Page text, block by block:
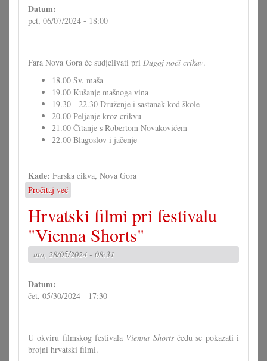
Datum:
pet, 06/07/2024 - 18:00
Fara Nova Gora će sudjelivati pri Dugoj noći crikav.
18.00 Sv. maša
19.00 Kušanje mašnoga vina
19.30 - 22.30 Druženje i sastanak kod škole
20.00 Peljanje kroz crikvu
21.00 Čitanje s Robertom Novakovićem
22.00 Blagoslov i jačenje
Kade: Farska cikva, Nova Gora
Pročitaj već
Duga
noć
crikav
u
Novoj
Gori
Hrvatski filmi pri festivalu
"Vienna Shorts"
uto, 28/05/2024 - 08:31
Datum:
čet, 05/30/2024 - 17:30
U okviru filmskog festivala Vienna Shortsćedu se pokazati i
brojni hrvatski filmi.